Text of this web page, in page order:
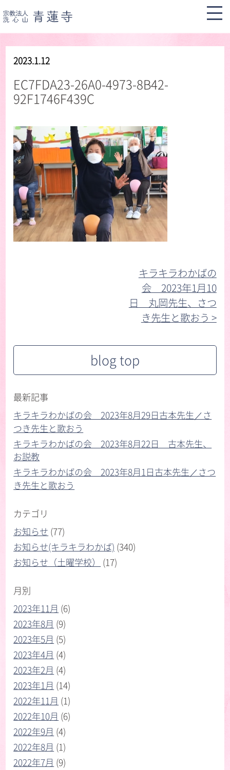
2023.1.12
EC7FDA23-26A0-4973-8B42-
92F1746F439C
キラキラわかばの
会 2023年1月10
日 丸岡先生、さつ
き先生と歌おう >︎
blog top
最新記事
キラキラわかばの会 2023年8月29日古本先生／さ
つき先生と歌おう
キラキラわかばの会 2023年8月22日 古本先生、
お説教
キラキラわかばの会 2023年8月1日古本先生／さつ
き先生と歌おう
カテゴリ
お知らせ (77)
お知らせ(キラキラわかば) (340)
お知らせ（土曜学校）
(17)
月別
2023年11月 (6)
2023年8月 (9)
2023年5月 (5)
2023年4月 (4)
2023年2月 (4)
2023年1月 (14)
2022年11月 (1)
2022年10月 (6)
2022年9月 (4)
2022年8月 (1)
2022年7月 (9)